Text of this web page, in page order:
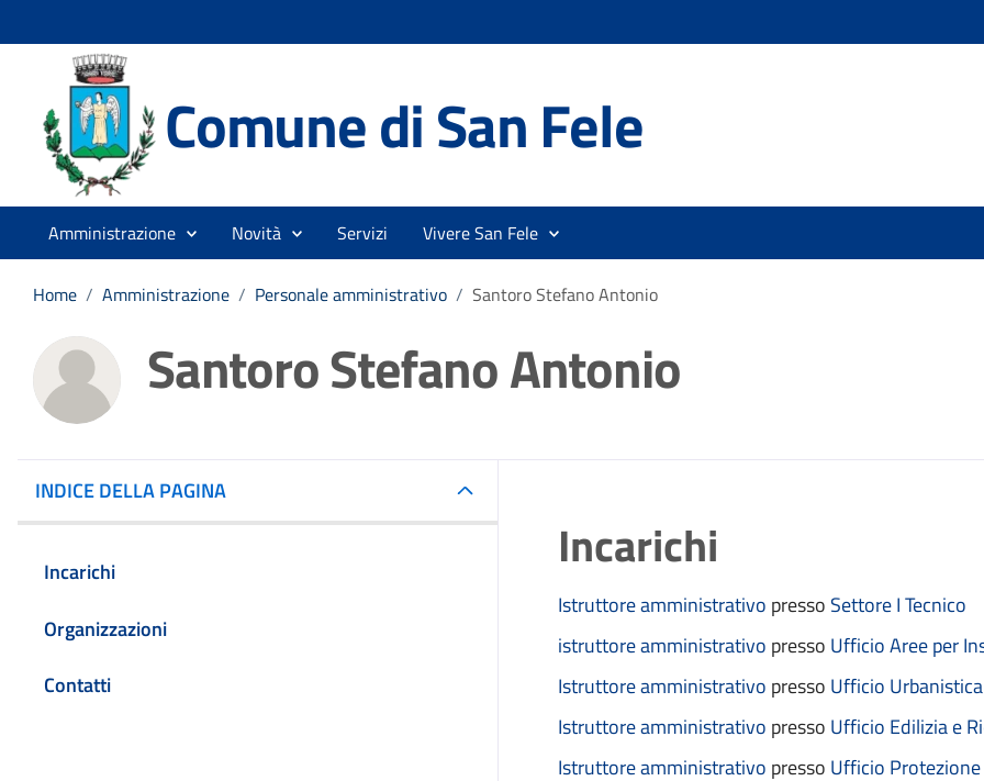
Comune di San Fele
Amministrazione Novità Servizi Vivere San Fele
Home / Amministrazione / Personale amministrativo / Santoro Stefano Antonio
Santoro Stefano Antonio
INDICE DELLA PAGINA
Incarichi
Organizzazioni
Contatti
Incarichi
Istruttore amministrativo presso Settore I Tecnico
istruttore amministrativo presso Ufficio Aree per
Istruttore amministrativo presso Ufficio Urbanistica
Istruttore amministrativo presso Ufficio Edilizia e
Istruttore amministrativo presso Ufficio